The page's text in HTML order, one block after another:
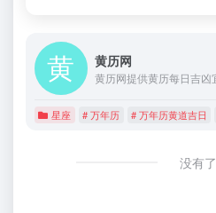
黄历网
星座 # 万年历 # 万年历黄道吉日
没有了